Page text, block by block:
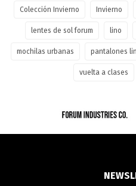
Colección Invierno Invierno
lentes de sol forum lino
mochilas urbanas pantalones
vuelta a clases